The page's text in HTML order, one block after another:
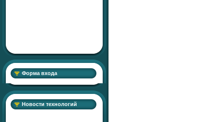
Форма входа
Новости технологий